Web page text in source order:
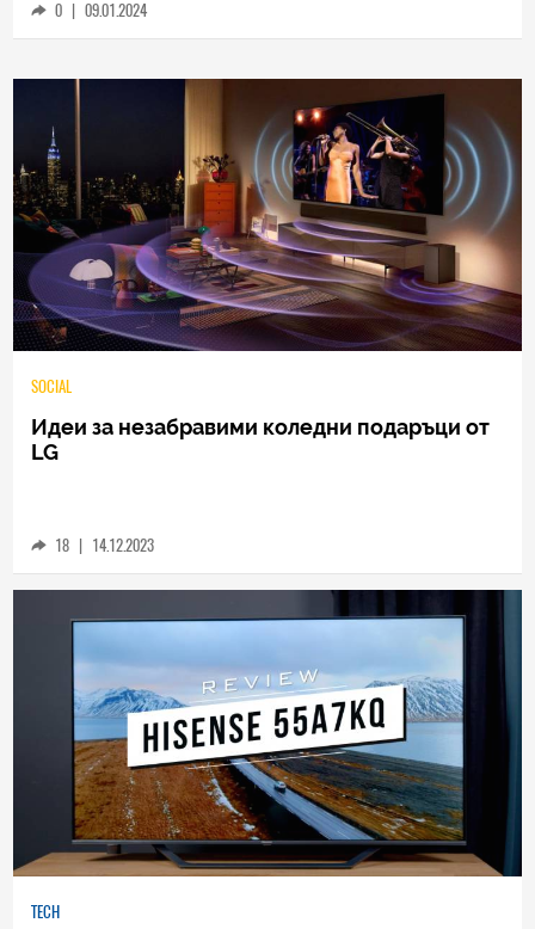
лайфстайл телевизори, за да сложи
началото на AI ерата при екраните и един
0 | 09.01.2024
SOCIAL
| 14.12.2023